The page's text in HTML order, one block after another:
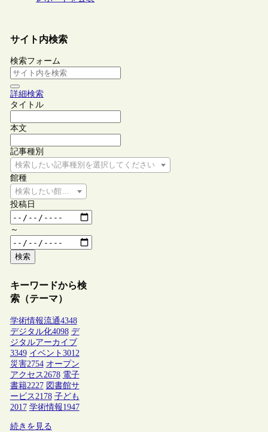
サイト内検索
検索フォーム
詳細検索
タイトル
本文
記事種別
検索したい記事種別を選択してください
館種
検索したい館種を選択してください
投稿日
～
検索
キーワードから検
索（テーマ）
学術情報流通4348
デジタル化4098 デ
ジタルアーカイブ
3349 イベント 3012
災害2754 オープン
アクセス 2678 電子
書籍2227 図書館サ
ービス 2178 子ども
2017 学術情報1947
続きを見る